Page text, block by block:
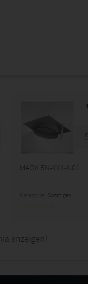
MAÖK 5N-XX1-N01
Sonstiges
anzeigen!